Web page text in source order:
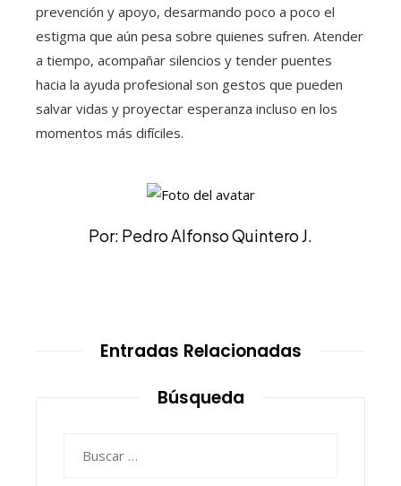
prevención y apoyo, desarmando poco a poco el
estigma que aún pesa sobre quienes sufren. Atender
a tiempo, acompañar silencios y tender puentes
hacia la ayuda profesional son gestos que pueden
salvar vidas y proyectar esperanza incluso en los
momentos más difíciles.
Por: Pedro Alfonso Quintero J.
Entradas Relacionadas
Búsqueda